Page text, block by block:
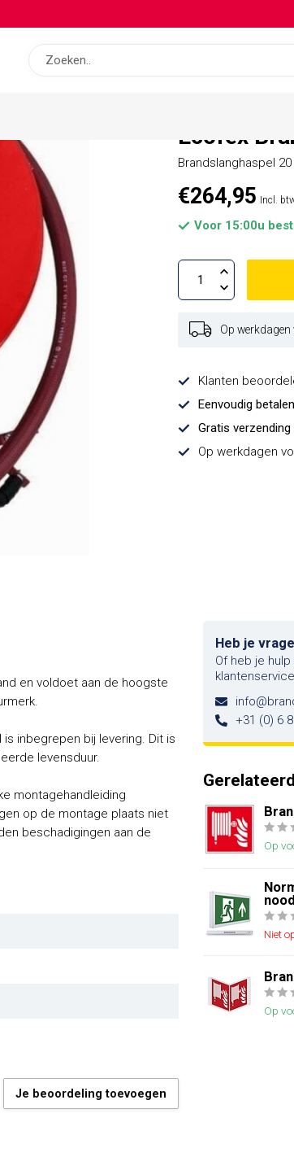
Ecofex
Brandslanghaspel
€264,95 Incl.
Voor 15:00u
Op
Klanten
Eenvoudig betalen
Gratis verzending
Op werkdagen
en voldoet aan de hoogste
inbegrepen bij levering. Dit is
levensduur.
montagehandleiding
op de montage plaats niet
beschadigingen aan de
Je beoordeling toevoegen
Heb je
Of heb je
+31 (0) 6
Op
Niet
Op